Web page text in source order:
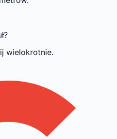
wielokrotnie.